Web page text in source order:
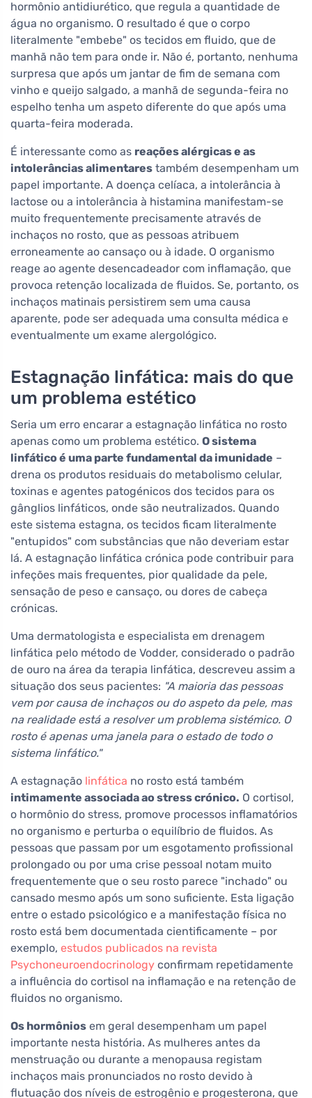
hormônio antidiurético, que regula a quantidade de
água no organismo. O resultado é que o corpo
literalmente "embebe" os tecidos em fluido, que de
manhã não tem para onde ir. Não é, portanto, nenhuma
surpresa que após um jantar de fim de semana com
vinho e queijo salgado, a manhã de segunda-feira no
espelho tenha um aspeto diferente do que após uma
quarta-feira moderada.
É interessante como as reações alérgicas e as
intolerâncias alimentares também desempenham um
papel importante. A doença celíaca, a intolerância à
lactose ou a intolerância à histamina manifestam-se
muito frequentemente precisamente através de
inchaços no rosto, que as pessoas atribuem
erroneamente ao cansaço ou à idade. O organismo
reage ao agente desencadeador com inflamação, que
provoca retenção localizada de fluidos. Se, portanto, os
inchaços matinais persistirem sem uma causa
aparente, pode ser adequada uma consulta médica e
eventualmente um exame alergológico.
Estagnação linfática: mais do que
um problema estético
Seria um erro encarar a estagnação linfática no rosto
apenas como um problema estético. O sistema
linfático é uma parte fundamental da imunidade –
drena os produtos residuais do metabolismo celular,
toxinas e agentes patogénicos dos tecidos para os
gânglios linfáticos, onde são neutralizados. Quando
este sistema estagna, os tecidos ficam literalmente
"entupidos" com substâncias que não deveriam estar
lá. A estagnação linfática crónica pode contribuir para
infeções mais frequentes, pior qualidade da pele,
sensação de peso e cansaço, ou dores de cabeça
crónicas.
Uma dermatologista e especialista em drenagem
linfática pelo método de Vodder, considerado o padrão
de ouro na área da terapia linfática, descreveu assim a
situação dos seus pacientes: "A maioria das pessoas
vem por causa de inchaços ou do aspeto da pele, mas
na realidade está a resolver um problema sistémico. O
rosto é apenas uma janela para o estado de todo o
sistema linfático."
A estagnação linfática no rosto está também
intimamente associada ao stress crónico. O cortisol,
o hormônio do stress, promove processos inflamatórios
no organismo e perturba o equilíbrio de fluidos. As
pessoas que passam por um esgotamento profissional
prolongado ou por uma crise pessoal notam muito
frequentemente que o seu rosto parece "inchado" ou
cansado mesmo após um sono suficiente. Esta ligação
entre o estado psicológico e a manifestação física no
rosto está bem documentada cientificamente – por
exemplo, estudos publicados na revista
Psychoneuroendocrinology confirmam repetidamente
a influência do cortisol na inflamação e na retenção de
fluidos no organismo.
Os hormônios em geral desempenham um papel
importante nesta história. As mulheres antes da
menstruação ou durante a menopausa registam
inchaços mais pronunciados no rosto devido à
flutuação dos níveis de estrogênio e progesterona, que